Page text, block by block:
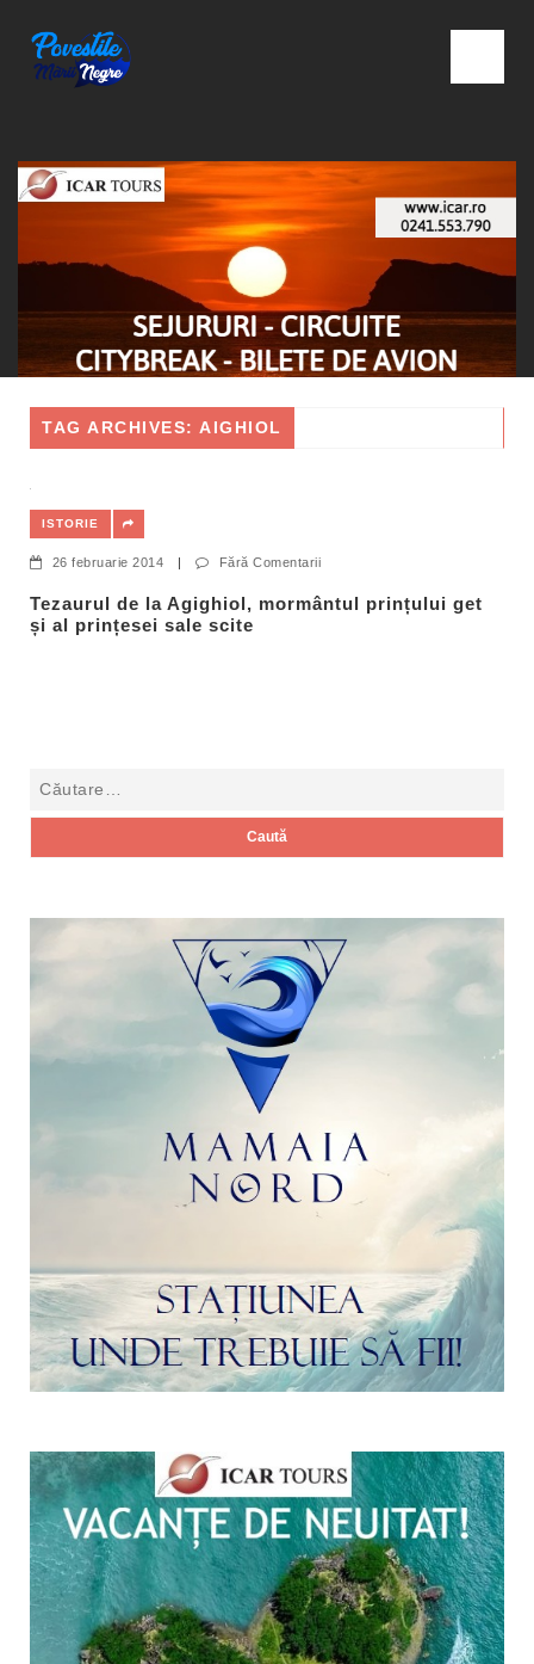
TAG ARCHIVES: AIGHIOL
ISTORIE
26 februarie 2014 | Fără Comentarii
Tezaurul de la Agighiol, mormântul prințului get
și al prințesei sale scite